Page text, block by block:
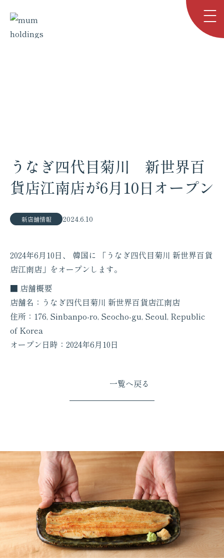
うなぎ四代目菊川 新世界百
貨店江南店が6月10日オープン
新店舗情報 2024.6.10
2024年6月10日、 韓国に 「うなぎ四代目菊川 新世界百貨
店江南店」をオープンします。
■ 店舗概要
店舗名：うなぎ四代目菊川 新世界百貨店江南店
住所：176, Sinbanpo-ro, Seocho-gu, Seoul, Republic
of Korea
オープン日時：2024年6月10日
一覧へ戻る